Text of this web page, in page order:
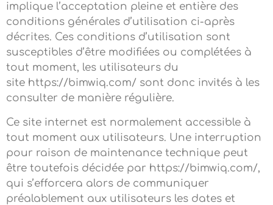
implique l’acceptation pleine et entière des
conditions générales d’utilisation ci-après
décrites. Ces conditions d’utilisation sont
susceptibles d’être modifiées ou complétées à
tout moment, les utilisateurs du
site https://bimwiq.com/ sont donc invités à les
consulter de manière régulière.
Ce site internet est normalement accessible à
tout moment aux utilisateurs. Une interruption
pour raison de maintenance technique peut
être toutefois décidée par https://bimwiq.com/,
qui s’efforcera alors de communiquer
préalablement aux utilisateurs les dates et